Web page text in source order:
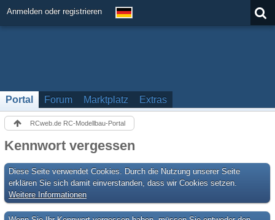
Anmelden oder registrieren
Portal Forum Marktplatz Extras
RCweb.de RC-Modellbau-Portal
Kennwort vergessen
Diese Seite verwendet Cookies. Durch die Nutzung unserer Seite
erklären Sie sich damit einverstanden, dass wir Cookies setzen.
Weitere Informationen